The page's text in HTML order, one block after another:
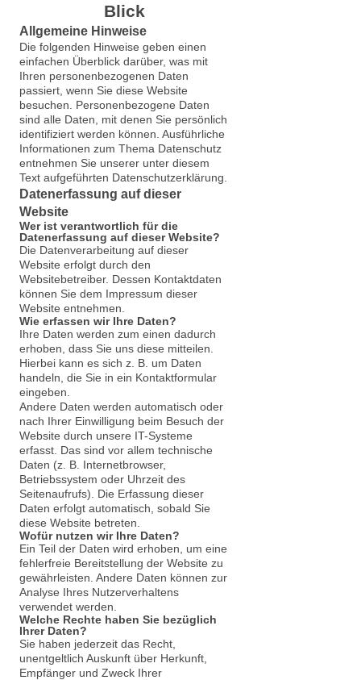
Blick
Allgemeine Hinweise
Die folgenden Hinweise geben einen
einfachen Überblick darüber, was mit
Ihren personenbezogenen Daten
passiert, wenn Sie diese Website
besuchen. Personenbezogene Daten
sind alle Daten, mit denen Sie persönlich
identifiziert werden können. Ausführliche
Informationen zum Thema Datenschutz
entnehmen Sie unserer unter diesem
Text aufgeführten Datenschutzerklärung.
Datenerfassung auf dieser
Website
Wer ist verantwortlich für die
Datenerfassung auf dieser Website?
Die Datenverarbeitung auf dieser
Website erfolgt durch den
Websitebetreiber. Dessen Kontaktdaten
können Sie dem Impressum dieser
Website entnehmen.
Wie erfassen wir Ihre Daten?
Ihre Daten werden zum einen dadurch
erhoben, dass Sie uns diese mitteilen.
Hierbei kann es sich z. B. um Daten
handeln, die Sie in ein Kontaktformular
eingeben.
Andere Daten werden automatisch oder
nach Ihrer Einwilligung beim Besuch der
Website durch unsere IT-Systeme
erfasst. Das sind vor allem technische
Daten (z. B. Internetbrowser,
Betriebssystem oder Uhrzeit des
Seitenaufrufs). Die Erfassung dieser
Daten erfolgt automatisch, sobald Sie
diese Website betreten.
Wofür nutzen wir Ihre Daten?
Ein Teil der Daten wird erhoben, um eine
fehlerfreie Bereitstellung der Website zu
gewährleisten. Andere Daten können zur
Analyse Ihres Nutzerverhaltens
verwendet werden.
Welche Rechte haben Sie bezüglich
Ihrer Daten?
Sie haben jederzeit das Recht,
unentgeltlich Auskunft über Herkunft,
Empfänger und Zweck Ihrer